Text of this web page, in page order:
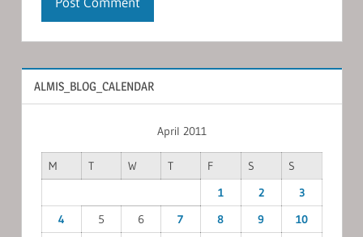
ALMIS_BLOG_CALENDAR
April 2011
M T W T F S
S
1
2
3
4
5 6 7 8 9
10